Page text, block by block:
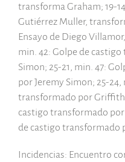
transforma Graham; 19-
Gutiérrez Muller,
Ensayo de Diego
min. 42: Golpe de
Simon; 25-21, min. 47:
por Jeremy Simon; 25-
transformado por
castigo transformado
de castigo transformado
Incidencias: Encuentro